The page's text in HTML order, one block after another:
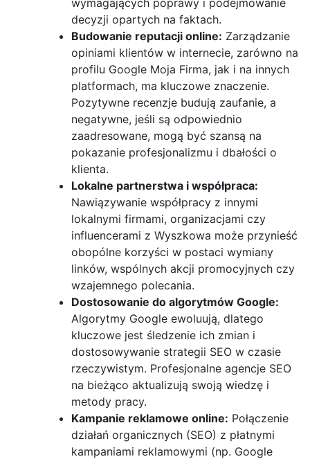
decyzji opartych na faktach.
Budowanie reputacji online: Zarządzanie
opiniami klientów w internecie, zarówno na
profilu Google Moja Firma, jak i na innych
platformach, ma kluczowe znaczenie.
Pozytywne recenzje budują zaufanie, a
negatywne, jeśli są odpowiednio
zaadresowane, mogą być szansą na
pokazanie profesjonalizmu i dbałości o
klienta.
Lokalne partnerstwa i współpraca:
Nawiązywanie współpracy z innymi
lokalnymi firmami, organizacjami czy
influencerami z Wyszkowa może przynieść
obopólne korzyści w postaci wymiany
linków, wspólnych akcji promocyjnych czy
wzajemnego polecania.
Dostosowanie do algorytmów Google:
Algorytmy Google ewoluują, dlatego
kluczowe jest śledzenie ich zmian i
dostosowywanie strategii SEO w czasie
rzeczywistym. Profesjonalne agencje SEO
na bieżąco aktualizują swoją wiedzę i
metody pracy.
Kampanie reklamowe online: Połączenie
działań organicznych (SEO) z płatnymi
kampaniami reklamowymi (np. Google